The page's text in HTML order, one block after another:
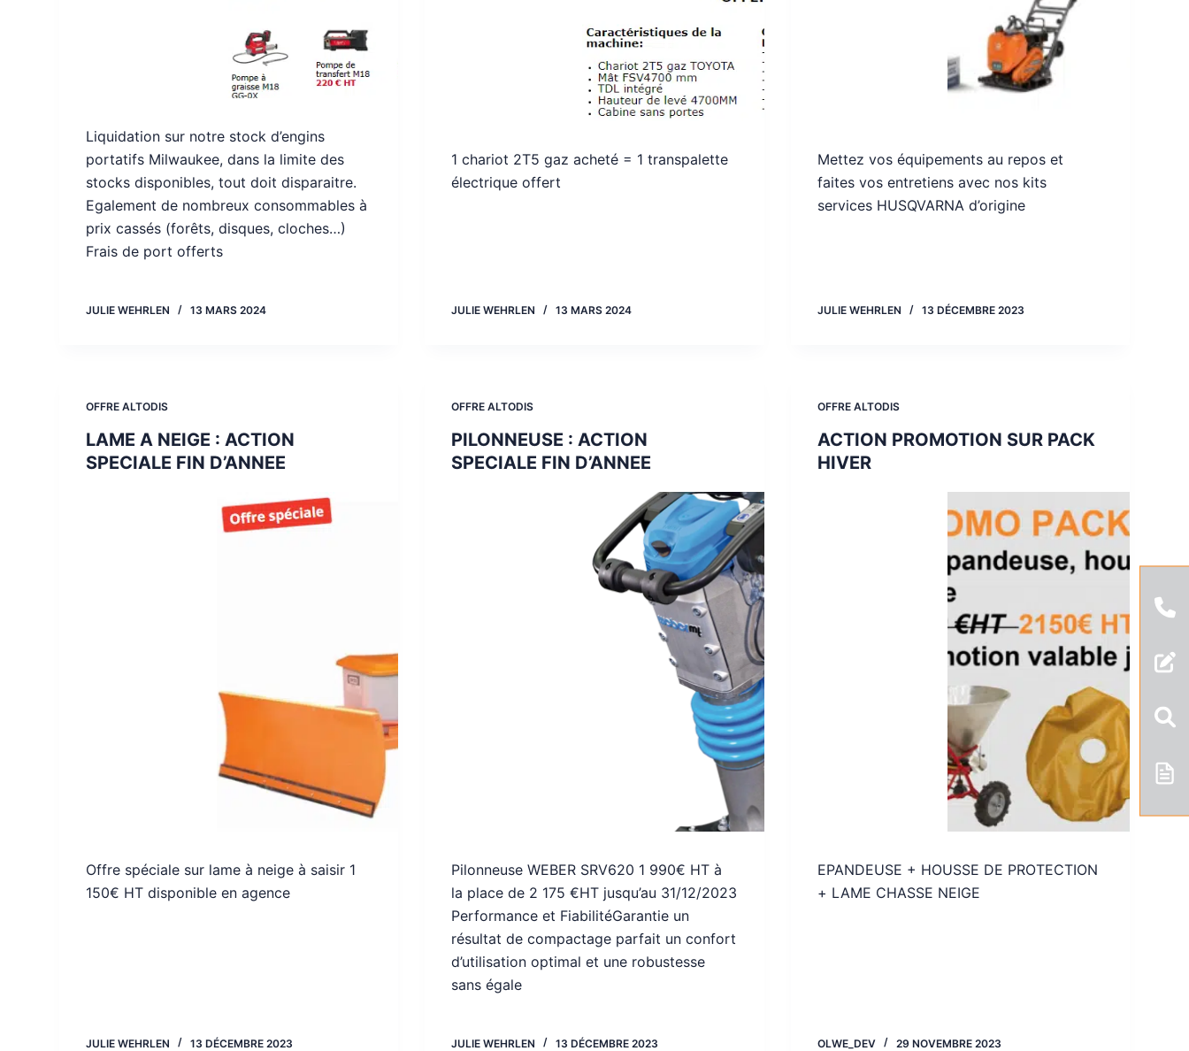
Liquidation sur notre stock d’engins
portatifs Milwaukee, dans la limite des
stocks disponibles, tout doit disparaitre.
Egalement de nombreux consommables à
prix cassés (forêts, disques, cloches…)
Frais de port offerts
JULIE WEHRLEN 13 MARS 2024
1 chariot 2T5 gaz acheté = 1 transpalette
électrique offert
JULIE WEHRLEN 13 MARS 2024
Mettez vos équipements au repos et
faites vos entretiens avec nos kits
services HUSQVARNA d’origine
JULIE WEHRLEN 13 DÉCEMBRE 2023
OFFRE ALTODIS
LAME A NEIGE : ACTION
SPECIALE FIN D’ANNEE
Offre spéciale sur lame à neige à saisir 1
150€ HT disponible en agence
JULIE WEHRLEN 13 DÉCEMBRE 2023
OFFRE ALTODIS
PILONNEUSE : ACTION
SPECIALE FIN D’ANNEE
Pilonneuse WEBER SRV620 1 990€ HT à
la place de 2 175 €HT jusqu’au 31/12/2023
Performance et FiabilitéGarantie un
résultat de compactage parfait un confort
d’utilisation optimal et une robustesse
sans égale
JULIE WEHRLEN 13 DÉCEMBRE 2023
OFFRE ALTODIS
ACTION PROMOTION SUR PACK
HIVER
EPANDEUSE + HOUSSE DE PROTECTION
+ LAME CHASSE NEIGE
OLWE_DEV 29 NOVEMBRE 2023